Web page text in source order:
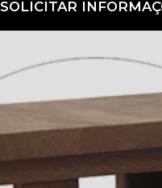
SOLICITAR